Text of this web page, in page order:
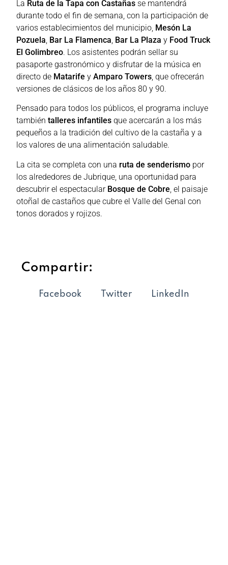
La Ruta de la Tapa con Castañas se mantendrá
durante todo el fin de semana, con la participación de
varios establecimientos del municipio, Mesón La
Pozuela, Bar La Flamenca, Bar La Plaza y Food Truck
El Golimbreo. Los asistentes podrán sellar su
pasaporte gastronómico y disfrutar de la música en
directo de Matarife yAmparo Towers, que ofrecerán
versiones de clásicos de los años 80 y 90.
Pensado para todos los públicos, el programa incluye
tambiéntalleres infantiles que acercarán a los más
pequeños a la tradición del cultivo de la castaña y a
los valores de una alimentación saludable.
La cita se completa con una ruta de senderismo por
los alrededores de Jubrique, una oportunidad para
descubrir el espectacular Bosque de Cobre , el paisaje
otoñal de castaños que cubre el Valle del Genal con
tonos dorados y rojizos.
Compartir:
Facebook Twitter LinkedIn